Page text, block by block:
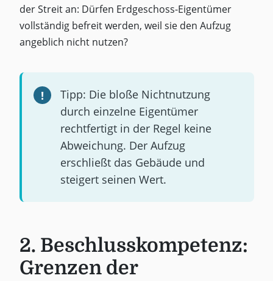
der Streit an: Dürfen Erdgeschoss-Eigentümer
vollständig befreit werden, weil sie den Aufzug
angeblich nicht nutzen?
Tipp: Die bloße Nichtnutzung
durch einzelne Eigentümer
rechtfertigt in der Regel keine
Abweichung. Der Aufzug
erschließt das Gebäude und
steigert seinen Wert.
2. Beschlusskompetenz:
Grenzen der